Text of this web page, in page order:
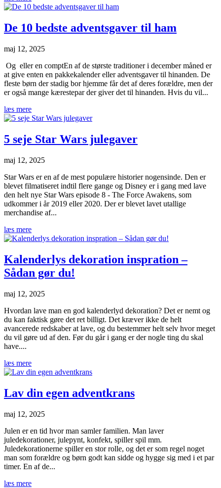
De 10 bedste adventsgaver til ham
maj 12, 2025
Og eller en comptEn af de største traditioner i december måned er
at give enten en pakkekalender eller adventsgaver til hinanden. De
fleste børn der stadig bor hjemme får det af deres forældre, men der
er også mange kærestepar der giver det til hinanden. Hvis du vil...
læs mere
5 seje Star Wars julegaver
maj 12, 2025
Star Wars er en af de mest populære historier nogensinde. Den er
blevet filmatiseret indtil flere gange og Disney er i gang med lave
den helt nye Star Wars episode 8 - The Force Awakens, som
udkommer i år 2019 eller 2020. Der er blevet lavet utallige
merchandise af...
læs mere
Kalenderlys dekoration inspration –
Sådan gør du!
maj 12, 2025
Hvordan lave man en god kalenderlyd dekoration? Det er nemt og
du kan faktisk gøre det ret billigt. Det kræver ikke de helt
avancerede redskaber at lave, og du bestemmer helt selv hvor meget
du vil gøre ud af den. Før du går i gang er der nogle ting du skal
have....
læs mere
Lav din egen adventkrans
maj 12, 2025
Julen er en tid hvor man samler familien. Man laver
juledekorationer, julepynt, konfekt, spiller spil mm.
Juledekorationerne spiller en stor rolle, og det er som regel noget
man som forældre og børn godt kan sidde og hygge sig med i et par
timer. En af de...
læs mere